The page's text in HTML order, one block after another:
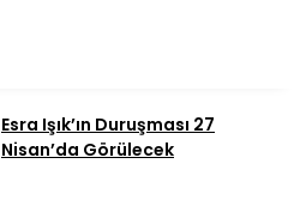
Esra Işık’ın Duruşması 27
Nisan’da Görülecek